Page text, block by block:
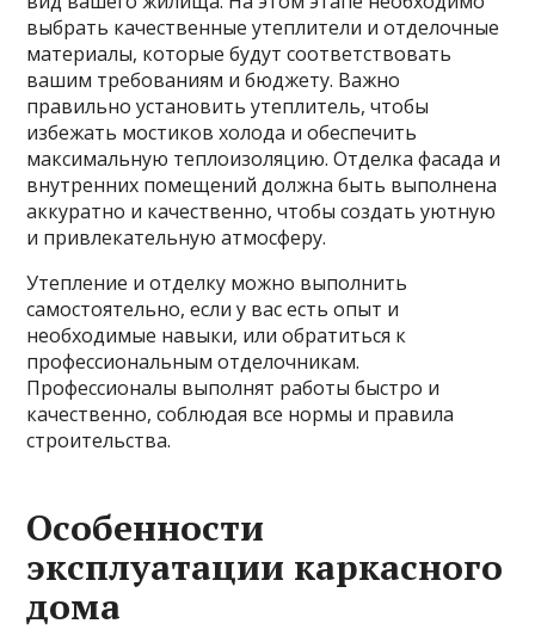
выбрать качественные утеплители и отделочные
материалы, которые будут соответствовать
вашим требованиям и бюджету. Важно
правильно установить утеплитель, чтобы
избежать мостиков холода и обеспечить
максимальную теплоизоляцию. Отделка фасада и
внутренних помещений должна быть выполнена
аккуратно и качественно, чтобы создать уютную
и привлекательную атмосферу.
Утепление и отделку можно выполнить
самостоятельно, если у вас есть опыт и
необходимые навыки, или обратиться к
профессиональным отделочникам.
Профессионалы выполнят работы быстро и
качественно, соблюдая все нормы и правила
строительства.
Особенности
эксплуатации каркасного
дома